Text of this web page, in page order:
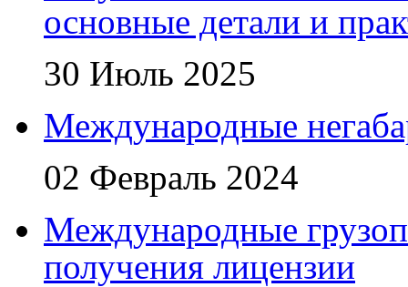
основные детали и
30 Июль 2025
Международные
02 Февраль 2024
Международные
получения лицензии